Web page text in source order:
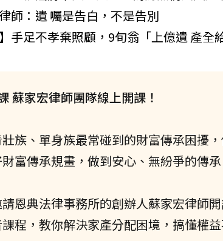
師：遺 囑是告白，不是告別
】手足不孝棄照顧，9旬翁「上億遺 產
蘇家宏律師團隊線上開課！
族、單身族最常碰到的財富傳承困擾
富傳承規畫，做到安心、無紛爭的傳承
請恩典法律事務所的創辦人蘇家宏律師
程，教你解決家產分配困境，搞懂權益